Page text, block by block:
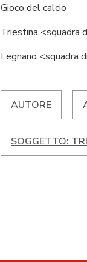
Gioco del calcio
Triestina <squadra
Legnano <squadra
AUTORE
SOGGETTO: